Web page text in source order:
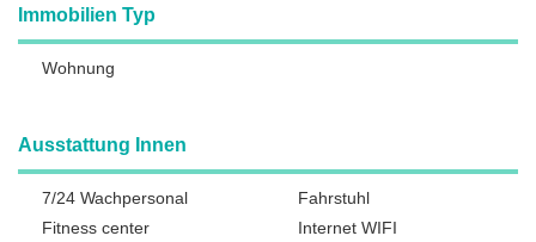
Immobilien Typ
Wohnung
Ausstattung Innen
7/24 Wachpersonal
Fahrstuhl
Fitness center
Internet WIFI